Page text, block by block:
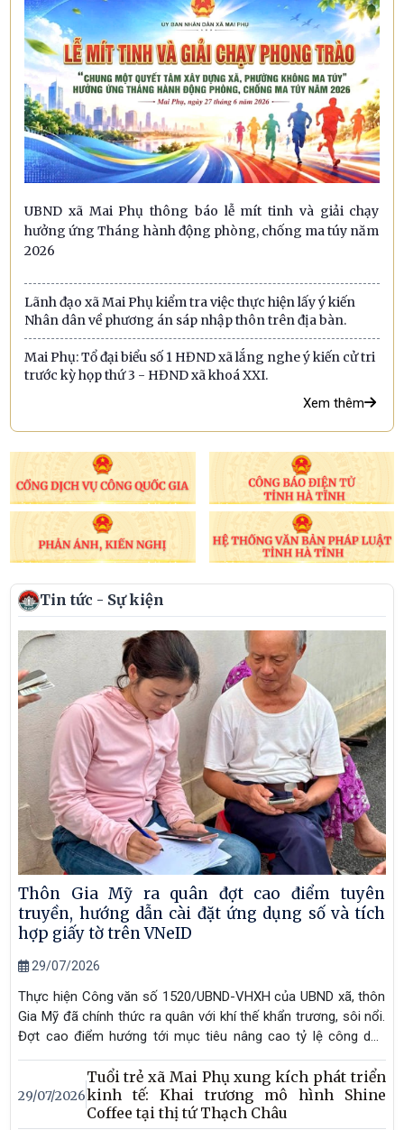
UBND xã Mai Phụ thông báo lễ mít tinh và giải chạy
hưởng ứng Tháng hành động phòng, chống ma túy năm
2026
Lãnh đạo xã Mai Phụ kiểm tra việc thực hiện lấy ý kiến
Nhân dân về phương án sáp nhập thôn trên địa bàn.
Mai Phụ: Tổ đại biểu số 1 HĐND xã lắng nghe ý kiến cử tri
trước kỳ họp thứ 3 - HĐND xã khoá XXI.
Xem thêm
Tin tức - Sự kiện
Thôn Gia Mỹ ra quân đợt cao điểm tuyên
truyền, hướng dẫn cài đặt ứng dụng số và tích
hợp giấy tờ trên VNeID
29/07/2026
Thực hiện Công văn số 1520/UBND-VHXH của UBND xã, thôn
Gia Mỹ đã chính thức ra quân với khí thế khẩn trương, sôi nổi.
Đợt cao điểm hướng tới mục tiêu nâng cao tỷ lệ công dân
kích hoạt tài khoản định danh điện tử mức độ 2, hướng dẫn
người dân cài đặt và sử dụng thành thạo hai ứng dụng cốt lõi
là i-Hà Tĩnh và VNeID.
29/07/2026
Tuổi trẻ xã Mai Phụ xung kích phát triển
kinh tế: Khai trương mô hình Shine
Coffee tại thị tứ Thạch Châu